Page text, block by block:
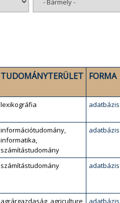
TUDOMÁNYTERÜLET FORMA
lexikográfia adatbázis
információtudomány,
informatika,
számítástudomány
adatbázis
számítástudomány adatbázis
agrárgazdaság, agriculture adatbázis